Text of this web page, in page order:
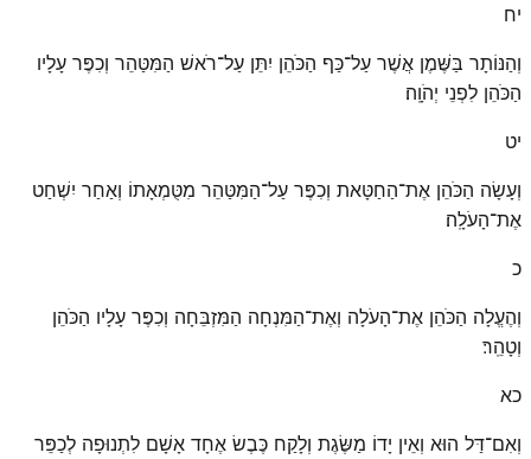
יח
וְהַנּוֹתָר בַּשֶּׁמֶן אֲשֶׁר עַל־כַּף הַכֹּהֵן יִתֵּן עַל־רֹאשׁ הַמִּטַּהֵר וְכִפֶּר עָלָיו
הַכֹּהֵן לִפְנֵי יְהֹוָֽה׃
יט
וְעָשָׂה הַכֹּהֵן אֶת־הַחַטָּאת וְכִפֶּר עַל־הַמִּטַּהֵר מִטֻּמְאָתוֹ וְאַחַר יִשְׁחַט
אֶת־הָעֹלָֽה׃
כ
וְהֶעֱלָה הַכֹּהֵן אֶת־הָעֹלָה וְאֶת־הַמִּנְחָה הַמִּזְבֵּחָה וְכִפֶּר עָלָיו הַכֹּהֵן
וְטָהֵֽר׃
כא
וְאִם־דַּל הוּא וְאֵין יָדוֹ מַשֶּׂגֶת וְלָקַח כֶּבֶשׂ אֶחָד אָשָׁם לִתְנוּפָה לְכַפֵּר